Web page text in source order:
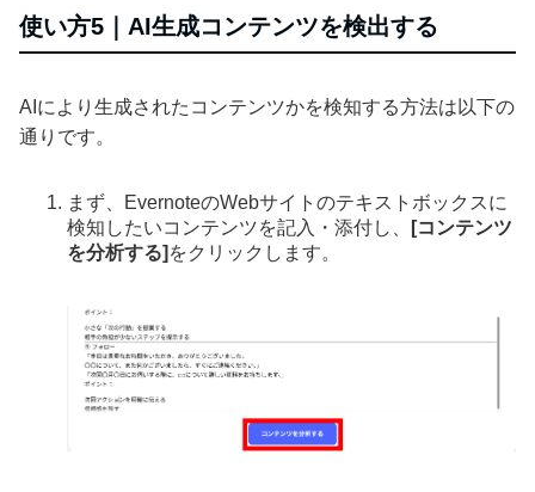
使い方5｜AI生成コンテンツを検出する
AIにより生成されたコンテンツかを検知する方法は以下の
通りです。
まず、EvernoteのWebサイトのテキストボックスに
検知したいコンテンツを記入・添付し、
[コンテンツ
を分析する] をクリックします。